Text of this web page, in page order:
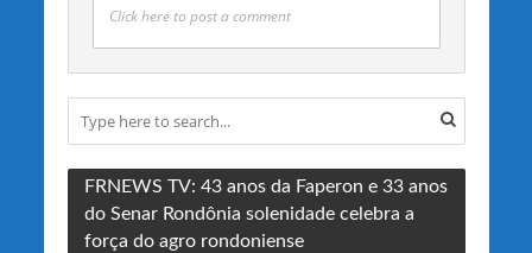
Click here to post a comment
FRNEWS TV: 43 anos da Faperon e 33 anos
do Senar Rondônia solenidade celebra a
força do agro rondoniense